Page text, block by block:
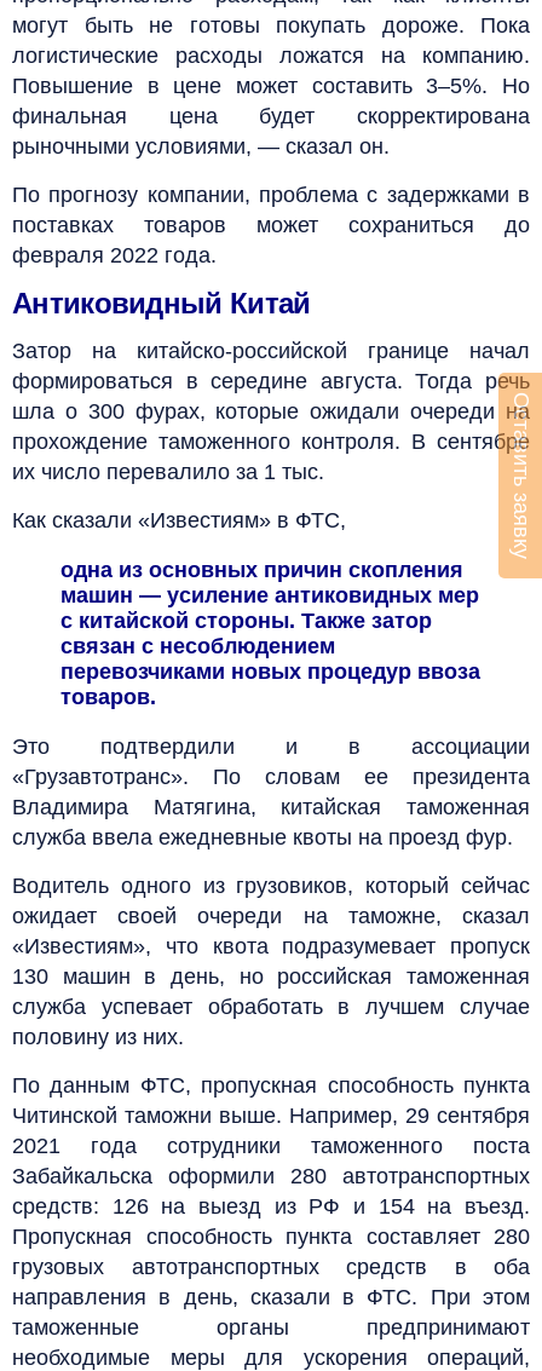
могут быть не готовы покупать дороже. Пока
логистические расходы ложатся на компанию.
Повышение в цене может составить 3–5%. Но
финальная цена будет скорректирована
рыночными условиями, — сказал он.
По прогнозу компании, проблема с задержками в
поставках товаров может сохраниться до
февраля 2022 года.
Антиковидный Китай
Затор на китайско-российской границе начал
формироваться в середине августа. Тогда речь
шла о 300 фурах, которые ожидали очереди на
прохождение таможенного контроля. В сентябре
их число перевалило за 1 тыс.
Как сказали «Известиям» в ФТС,
одна из основных причин скопления
машин — усиление антиковидных мер
с китайской стороны. Также затор
связан с несоблюдением
перевозчиками новых процедур ввоза
товаров.
Это подтвердили и в ассоциации
«Грузавтотранс». По словам ее президента
Владимира Матягина, китайская таможенная
служба ввела ежедневные квоты на проезд фур.
Водитель одного из грузовиков, который сейчас
ожидает своей очереди на таможне, сказал
«Известиям», что квота подразумевает пропуск
130 машин в день, но российская таможенная
служба успевает обработать в лучшем случае
половину из них.
По данным ФТС, пропускная способность пункта
Читинской таможни выше. Например, 29 сентября
2021 года сотрудники таможенного поста
Забайкальска оформили 280 автотранспортных
средств: 126 на выезд из РФ и 154 на въезд.
Пропускная способность пункта составляет 280
грузовых автотранспортных средств в оба
направления в день, сказали в ФТС. При этом
таможенные органы предпринимают
необходимые меры для ускорения операций,
Оставить заявку